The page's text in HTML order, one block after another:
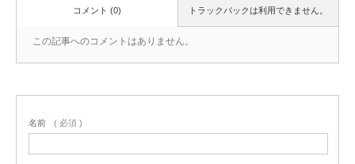
トラックバックは利用できません。
コメント (0)
この記事へのコメントはありません。
名前 ( 必須 )